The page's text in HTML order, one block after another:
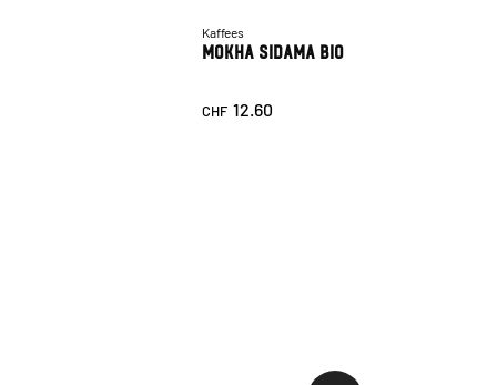
Kaffees
Mokha Sidama Bio
CHF 12.60